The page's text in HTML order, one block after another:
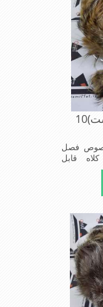
فصل
قابل
58-59می باشد(فری
طبیی(خَز)
ساتن
گردن رو